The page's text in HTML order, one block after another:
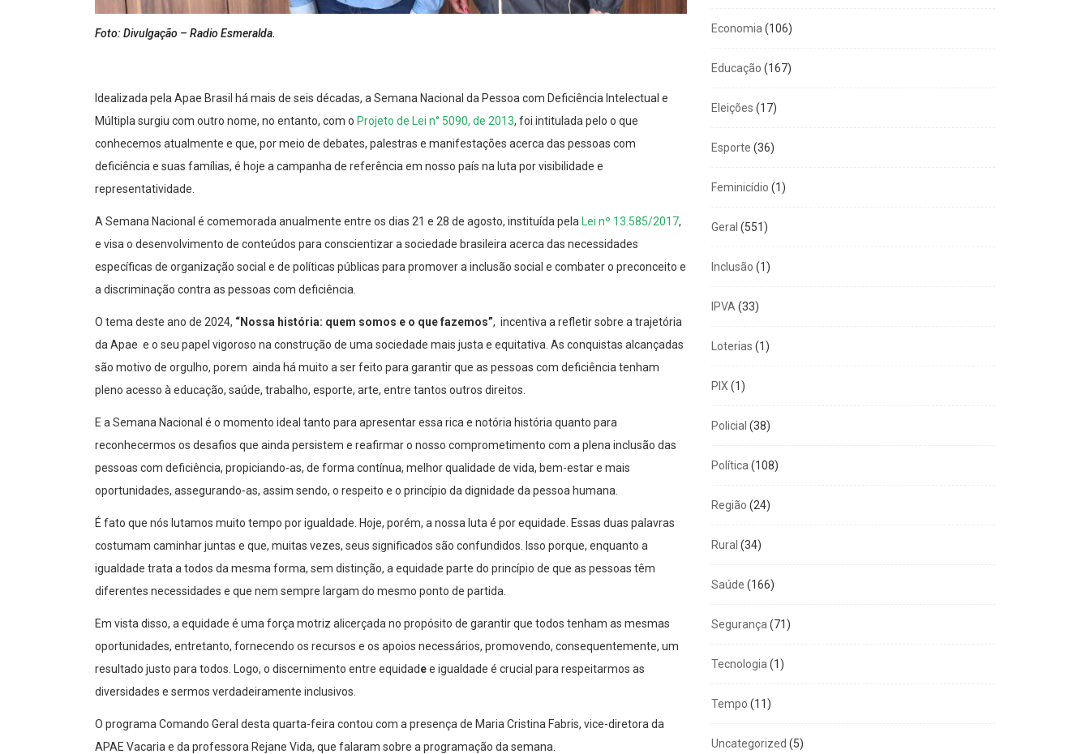
Foto: Divulgação – Radio Esmeralda.
Idealizada pela Apae Brasil há mais de seis décadas, a Semana Nacional da Pessoa com Deficiência Intelectual e
Múltipla surgiu com outro nome, no entanto, com o Projeto de Lei n° 5090, de 2013, foi intitulada pelo o que
conhecemos atualmente e que, por meio de debates, palestras e manifestações acerca das pessoas com
deficiência e suas famílias, é hoje a campanha de referência em nosso país na luta por visibilidade e
representatividade.
A Semana Nacional é comemorada anualmente entre os dias 21 e 28 de agosto, instituída pela Lei nº 13.585/2017,
e visa o desenvolvimento de conteúdos para conscientizar a sociedade brasileira acerca das necessidades
específicas de organização social e de políticas públicas para promover a inclusão social e combater o preconceito e
a discriminação contra as pessoas com deficiência.
O tema deste ano de 2024, “Nossa história: quem somos e o que fazemos”, incentiva a refletir sobre a trajetória
da Apae e o seu papel vigoroso na construção de uma sociedade mais justa e equitativa. As conquistas alcançadas
são motivo de orgulho, porem ainda há muito a ser feito para garantir que as pessoas com deficiência tenham
pleno acesso à educação, saúde, trabalho, esporte, arte, entre tantos outros direitos.
E a Semana Nacional é o momento ideal tanto para apresentar essa rica e notória história quanto para
reconhecermos os desafios que ainda persistem e reafirmar o nosso comprometimento com a plena inclusão das
pessoas com deficiência, propiciando-as, de forma contínua, melhor qualidade de vida, bem-estar e mais
oportunidades, assegurando-as, assim sendo, o respeito e o princípio da dignidade da pessoa humana.
É fato que nós lutamos muito tempo por igualdade. Hoje, porém, a nossa luta é por equidade. Essas duas palavras
costumam caminhar juntas e que, muitas vezes, seus significados são confundidos. Isso porque, enquanto a
igualdade trata a todos da mesma forma, sem distinção, a equidade parte do princípio de que as pessoas têm
diferentes necessidades e que nem sempre largam do mesmo ponto de partida.
Em vista disso, a equidade é uma força motriz alicerçada no propósito de garantir que todos tenham as mesmas
oportunidades, entretanto, fornecendo os recursos e os apoios necessários, promovendo, consequentemente, um
resultado justo para todos. Logo, o discernimento entre equidadee igualdade é crucial para respeitarmos as
diversidades e sermos verdadeiramente inclusivos.
O programa Comando Geral desta quarta-feira contou com a presença de Maria Cristina Fabris, vice-diretora da
APAE Vacaria e da professora Rejane Vida, que falaram sobre a programação da semana.
Economia (106)
Educação (167)
Eleições (17)
Esporte (36)
Feminicídio (1)
Geral (551)
Inclusão (1)
IPVA (33)
Loterias (1)
PIX (1)
Policial (38)
Política (108)
Região (24)
Rural (34)
Saúde (166)
Segurança (71)
Tecnologia (1)
Tempo (11)
Uncategorized (5)